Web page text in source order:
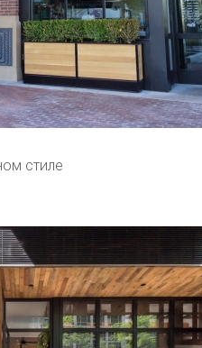
стиле